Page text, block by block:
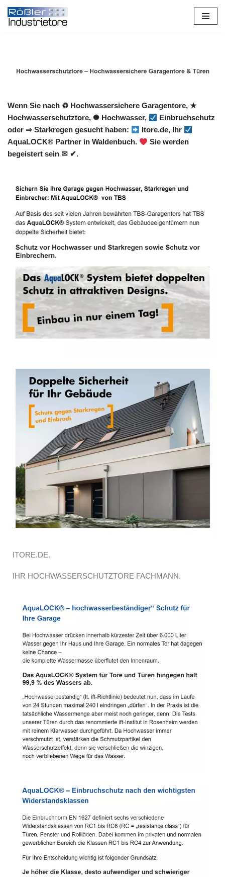
Zum
Wenn Sie nach ♻ Hochwassersichere Garagentore, ★
Hochwasserschutztore, ✺ Hochwasser,
Einbruchschutz
oder ⇒ Starkregen gesucht haben:
Itore.de, Ihr
AquaLOCK® Partner in Waldenbuch.
Sie werden
begeistert sein ✉ ✔.
ITORE.DE.
IHR HOCHWASSERSCHUTZTORE FACHMANN.